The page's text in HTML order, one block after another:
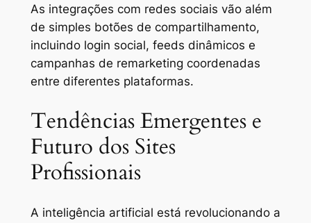
As integrações com redes sociais vão além
de simples botões de compartilhamento,
incluindo login social, feeds dinâmicos e
campanhas de remarketing coordenadas
entre diferentes plataformas.
Tendências Emergentes e
Futuro dos Sites
Profissionais
A inteligência artificial está revolucionando a